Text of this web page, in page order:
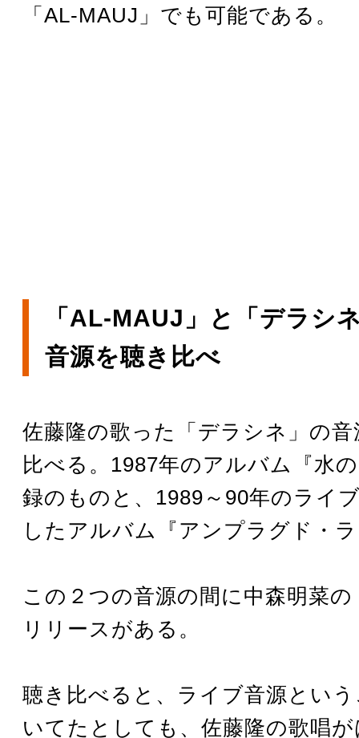
「AL-MAUJ」でも可能である。
「AL-MAUJ」と「デラシ
音源を聴き比べ
佐藤隆の歌った「デラシネ」の
比べる。1987年のアルバム『水
録のものと、1989～90年のライ
したアルバム『アンプラグド・
この２つの音源の間に中森明菜
リリースがある。
聴き比べると、ライブ音源とい
いてたとしても、佐藤隆の歌唱